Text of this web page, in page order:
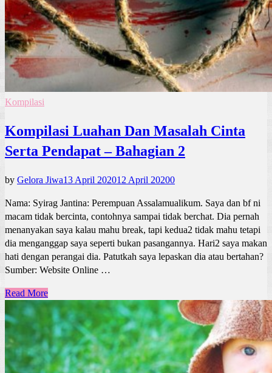
Kompilasi
Kompilasi Luahan Dan Masalah Cinta
Serta Pendapat – Bahagian 2
by Gelora Jiwa13 April 202012 April 20200
Nama: Syirag Jantina: Perempuan Assalamualikum. Saya dan bf ni
macam tidak bercinta, contohnya sampai tidak berchat. Dia pernah
menanyakan saya kalau mahu break, tapi kedua2 tidak mahu tetapi
dia menganggap saya seperti bukan pasangannya. Hari2 saya makan
hati dengan perangai dia. Patutkah saya lepaskan dia atau bertahan?
Sumber: Website Online …
Read More